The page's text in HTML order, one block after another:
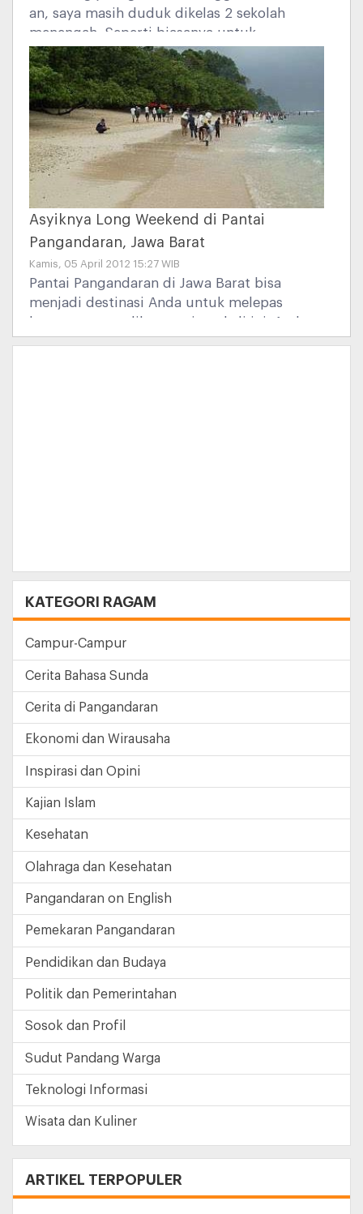
an, saya masih duduk dikelas 2 sekolah
menengah. Seperti biasanya untuk
membantu orangtua saya terbiasa untuk
berjualan di pinggir pantai,banyak macam
barang yang saya jual saat itu.
Asyiknya Long Weekend di Pantai
Pangandaran, Jawa Barat
Kamis, 05 April 2012 15:27 WIB
Pantai Pangandaran di Jawa Barat bisa
menjadi destinasi Anda untuk melepas
kepenatan saat libur panjang kali ini. Anda
dapat bersantai di pantai yang bersih, atau
KATEGORI RAGAM
Campur-Campur
Cerita Bahasa Sunda
Cerita di Pangandaran
Ekonomi dan Wirausaha
Inspirasi dan Opini
Kajian Islam
Kesehatan
Olahraga dan Kesehatan
Pangandaran on English
Pemekaran Pangandaran
Pendidikan dan Budaya
Politik dan Pemerintahan
Sosok dan Profil
Sudut Pandang Warga
Teknologi Informasi
Wisata dan Kuliner
ARTIKEL TERPOPULER